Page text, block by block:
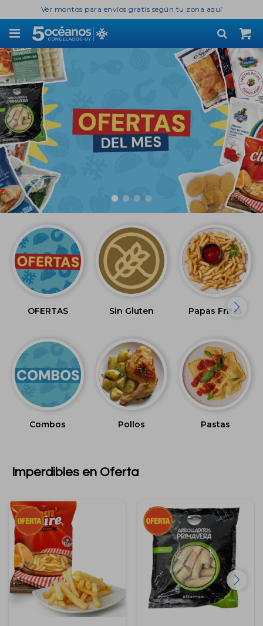
Ver montos para envíos gratis según tu zona aquí

OFERTAS Sin Gluten Papas Fritas
Combos Pollos Pastas
Imperdibles en Oferta